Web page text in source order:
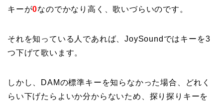
キーが0なのでかなり高く、歌いづらいのです。
それを知っている人であれば、JoySoundではキーを3
つ下げて歌います。
しかし、DAMの標準キーを知らなかった場合、どれく
らい下げたらよいか分からないため、探り探りキーを